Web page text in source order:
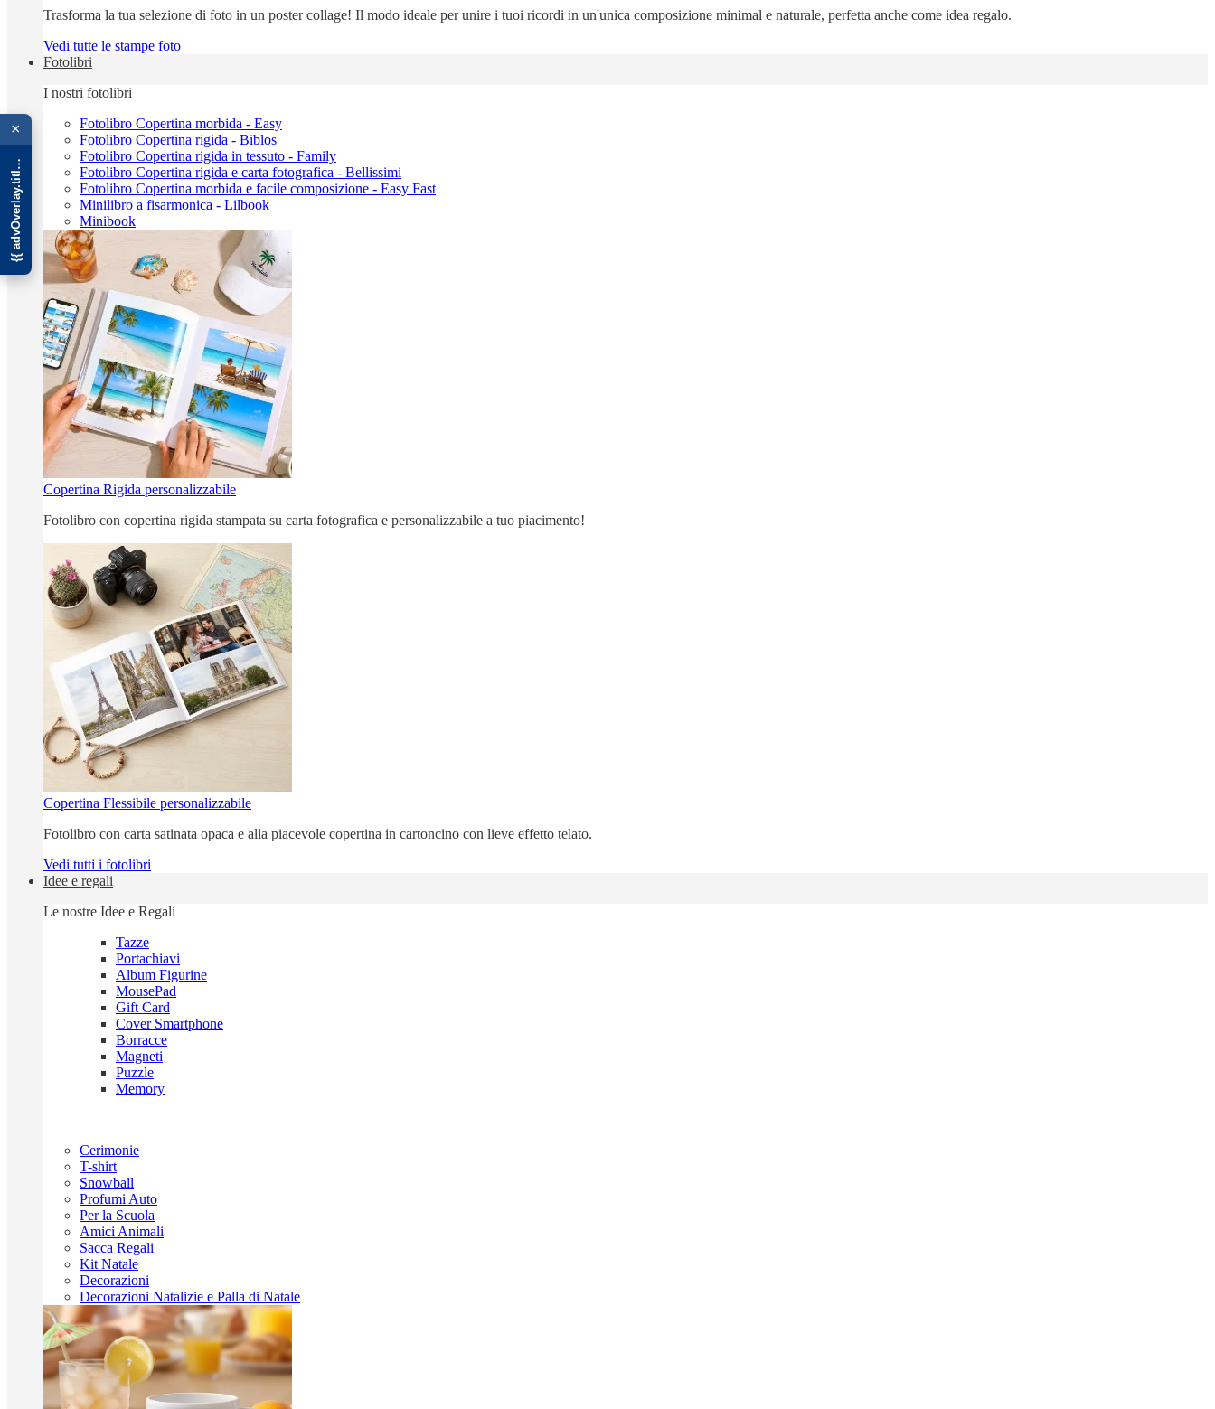
Trasforma la tua selezione di foto in un poster collage! Il modo ideale per unire i tuoi ricordi in un'unica composizione minimal e naturale, perfetta anche come idea regalo.
Vedi tutte le stampe foto
Fotolibri
I nostri fotolibri
Fotolibro Copertina morbida - Easy
Fotolibro Copertina rigida - Biblos
Fotolibro Copertina rigida in tessuto - Family
Fotolibro Copertina rigida e carta fotografica - Bellissimi
Fotolibro Copertina morbida e facile composizione - Easy Fast
Minilibro a fisarmonica - Lilbook
Minibook
Copertina Rigida personalizzabile
Fotolibro con copertina rigida stampata su carta fotografica e personalizzabile a tuo piacimento!
Copertina Flessibile personalizzabile
Fotolibro con carta satinata opaca e alla piacevole copertina in cartoncino con lieve effetto telato.
Vedi tutti i fotolibri
Idee e regali
Le nostre Idee e Regali
Tazze
Portachiavi
Album Figurine
MousePad
Gift Card
Cover Smartphone
Borracce
Magneti
Puzzle
Memory
Cerimonie
T-shirt
Snowball
Profumi Auto
Per la Scuola
Amici Animali
Sacca Regali
Kit Natale
Decorazioni
Decorazioni Natalizie e Palla di Natale
×
{{ advOverlay.title || 'Promo' }}